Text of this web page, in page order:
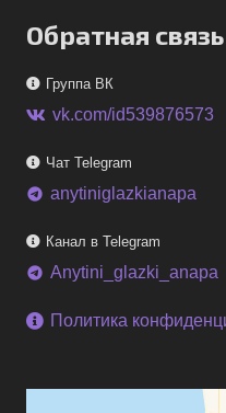
Обратная связь
Группа ВК
vk.com/id539876573
Чат Telegram
telegram anytiniglazkianapa
Канал в Telegram
telegram Anytini_glazki_anapa
Политика